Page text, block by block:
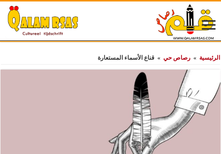
الرئيسية » رصاص حي » قناع الأسماء المستعارة